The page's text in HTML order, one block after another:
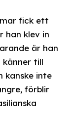
fick ett
han klev in
är han
känner till
kanske inte
förblir